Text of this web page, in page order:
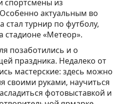
спортсмены из
актуальным во
турнир по футболу,
стадионе «Метеор».
позаботились и о
праздника. Недалеко от
мастерские: здесь можно
своими руками, научиться
фотовыставкой и